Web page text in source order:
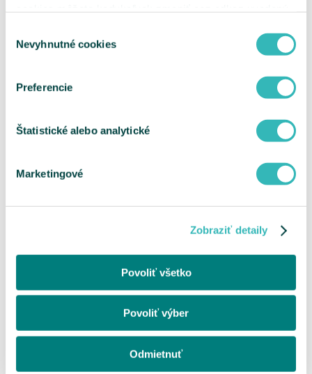
súhlasu
Nevyhnutné cookies
Preferencie
Štatistické alebo analytické
Marketingové
Zobraziť detaily
Povoliť všetko
Povoliť výber
Odmietnuť
Metodika k hodnotiacim parametrom pre
Metodika k hodnotiacim parametrom pre
Metodika k hodnotiacim parametrom pre
CT
Metodika optimalizácie siete MR a CT pracovísk
Metodika klasifikácie RTG skiagrafických
Elektronické podpisovanie
Opravný doklad pre PZS
06/2019 zmena
Master konto
Služba eRecept od VšZP
Opakovaný eRecept
Mobilná aplikácia - informácie pre lekárne
DRG
Zdravotná starostlivosť